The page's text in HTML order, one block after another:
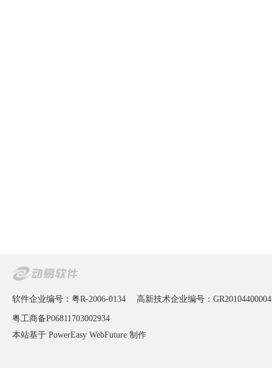
软件企业编号：粤R-2006-0134 高新技术企业编号：
粤工商备P06811703002934
本站基于 PowerEasy WebFuture 制作